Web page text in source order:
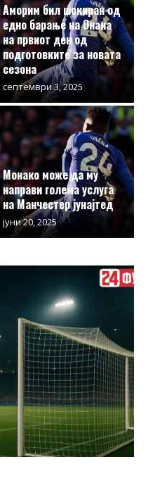
Аморим бил шокиран од
едно барање на Онана
на првиот ден од
подготовките за новата
сезона
септември 3, 2025
Монако може да му
направи голема услуга
на Манчестер јунајтед
јуни 20, 2025